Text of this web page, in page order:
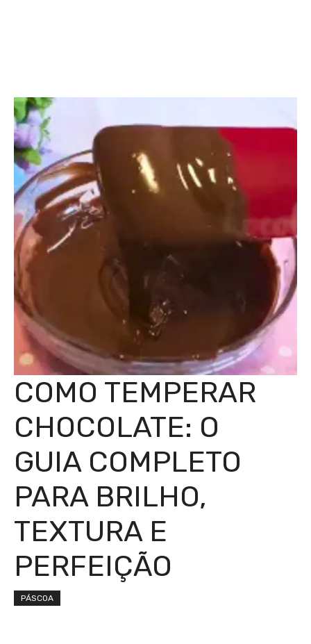
COMO TEMPERAR
CHOCOLATE: O
GUIA COMPLETO
PARA BRILHO,
TEXTURA E
PERFEIÇÃO
PÁSCOA